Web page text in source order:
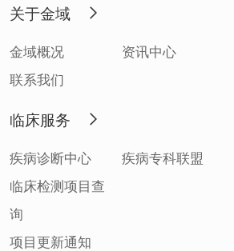
关于金域
金域概况 资讯中心
联系我们
临床服务
疾病诊断中心 疾病专科联盟
临床检测项目查
询
项目更新通知